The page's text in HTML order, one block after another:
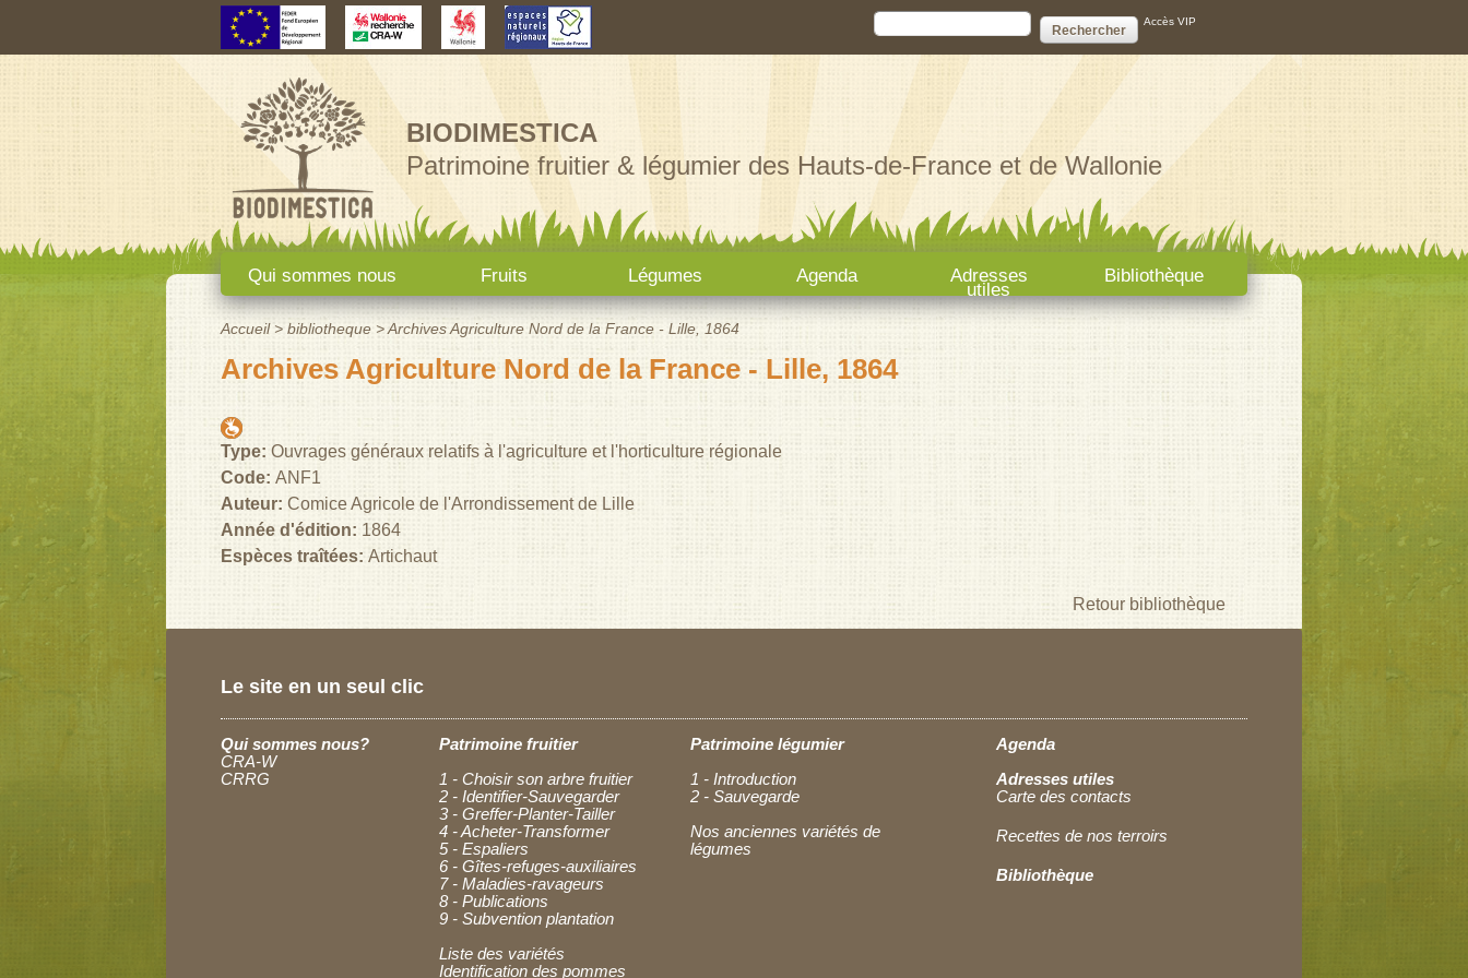
Accès VIP
Formulaire de recherche
Rechercher
BIODIMESTICA
Patrimoine fruitier & légumier des Hauts-de-France et de Wallonie
Menu principal
Qui sommes nous Fruits Légumes Agenda Adresses
utiles
Bibliothèque
Vous êtes ici
Accueil > bibliotheque >Archives Agriculture Nord de la France - Lille, 1864
Archives Agriculture Nord de la France - Lille, 1864
Type: Ouvrages généraux relatifs à l'agriculture et l'horticulture régionale
Code: ANF1
Auteur: Comice Agricole de l'Arrondissement de Lille
Année d'édition: 1864
Espèces traîtées: Artichaut
Retour bibliothèque
Le site en un seul clic
Qui sommes nous?
CRA-W
CRRG
Patrimoine fruitier
1 - Choisir son arbre fruitier
2 - Identifier-Sauvegarder
3 - Greffer-Planter-Tailler
4 - Acheter-Transformer
5 - Espaliers
6 - Gîtes-refuges-auxiliaires
7 - Maladies-ravageurs
8 - Publications
9 - Subvention plantation
Liste des variétés
Identification des pommes
Patrimoine légumier
1 - Introduction
2 - Sauvegarde
Nos anciennes variétés de
légumes
Agenda
Adresses utiles
Carte des contacts
Recettes de nos terroirs
Bibliothèque